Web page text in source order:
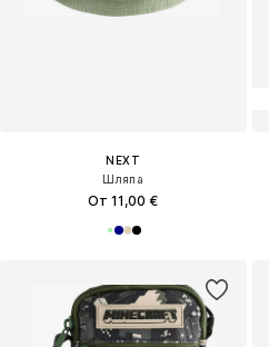
NEXT
Шляпа
От 11,00 €